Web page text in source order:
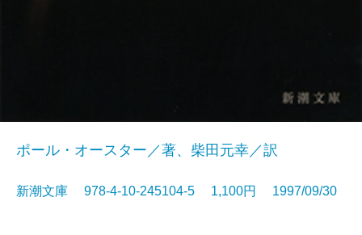
ポール・オースター／著、柴田元幸／訳
新潮文庫 978-4-10-245104-5 1,100円 1997/09/30